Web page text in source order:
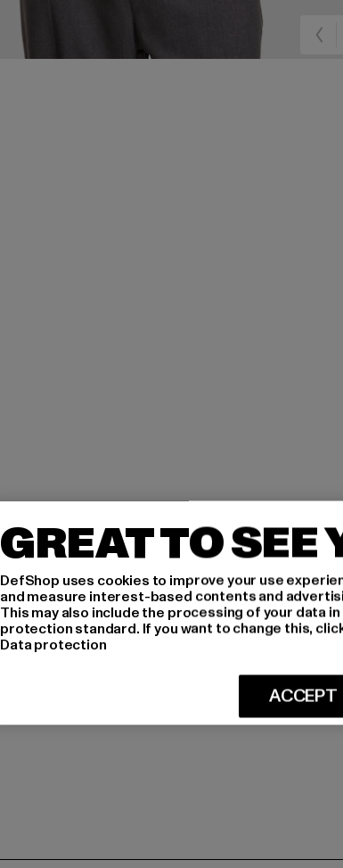
GREAT TO SEE
DefShop uses cookies to improve your use
and measure interest-based contents and
This may also include the processing of your data
protection standard. If you want to change this,
Data protection
ACCEPT